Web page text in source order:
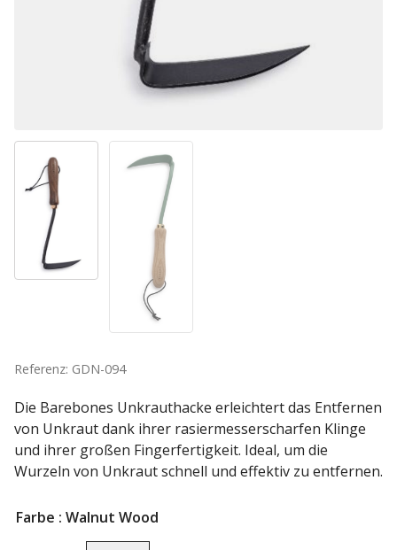
Referenz: GDN-094
Die Barebones Unkrauthacke erleichtert das Entfernen
von Unkraut dank ihrer rasiermesserscharfen Klinge
und ihrer großen Fingerfertigkeit. Ideal, um die
Wurzeln von Unkraut schnell und effektiv zu entfernen.
Farbe : Walnut Wood